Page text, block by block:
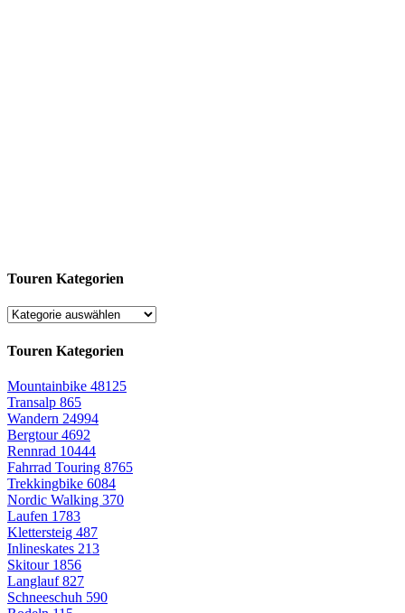
Touren Kategorien
Touren Kategorien
Mountainbike 48125
Transalp 865
Wandern 24994
Bergtour4692
Rennrad 10444
Fahrrad Touring 8765
Trekkingbike 6084
Nordic Walking 370
Laufen 1783
Klettersteig 487
Inlineskates 213
Skitour 1856
Langlauf827
Schneeschuh 590